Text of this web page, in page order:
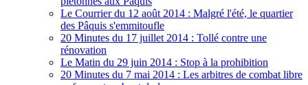
Le Courrier du 12 août 2014 : Malgré l'été, le quartier
des Pâquis s'emmitoufle
20 Minutes du 17 juillet 2014 : Tollé contre une
rénovation
Le Matin du 29 juin 2014 : Stop à la prohibition
20 Minutes du 7 mai 2014 : Les arbitres de combat libre